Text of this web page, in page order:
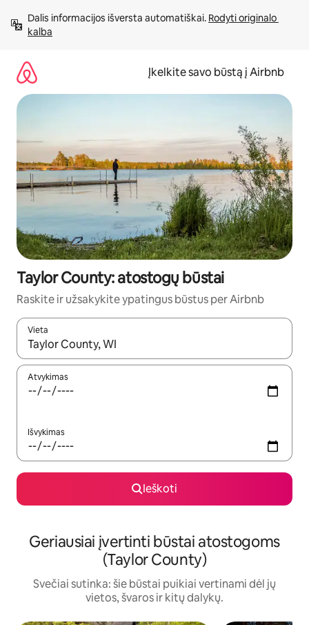
prie
turinio
Dalis informacijos išversta automatiškai. Rodyti originalo
kalba
Įkelkite savo būstą į Airbnb
Taylor County: atostogų būstai
Raskite ir užsakykite ypatingus būstus per Airbnb
Vieta
Kai pasirodys paieškos rezultatai, juos naršyti galite
Atvykimas
Išvykimas
Ieškoti
Geriausiai įvertinti būstai atostogoms
(Taylor County)
Svečiai sutinka: šie būstai puikiai vertinami dėl jų
vietos, švaros ir kitų dalykų.